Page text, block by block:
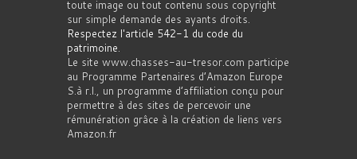
toute image ou tout contenu sous copyright
sur simple demande des ayants droits.
Respectez l'article 542-1 du code du
patrimoine.
Le site www.chasses-au-tresor.com participe
au Programme Partenaires d’Amazon Europe
S.à r.l., un programme d’affiliation conçu pour
permettre à des sites de percevoir une
rémunération grâce à la création de liens vers
Amazon.fr